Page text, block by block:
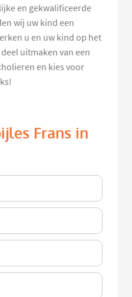
en gekwalificeerde
wij uw kind een
u en uw kind op het
uitmaken van een
en kies voor
Frans in